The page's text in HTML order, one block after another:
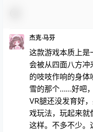
杰克·马芬
这款游戏本质上是
会被从四面八方冲
的吱吱作响的身
雪的那个……好吧
VR腿还没发育好
戏玩法，玩起来
这样。不多不少。